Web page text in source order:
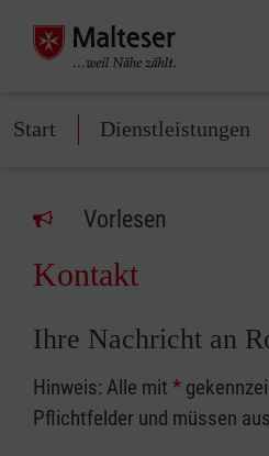
Start Dienstleistungen
Vorlesen
Kontakt
Ihre Nachricht an
Hinweis: Alle mit *
Pflichtfelder und müssen